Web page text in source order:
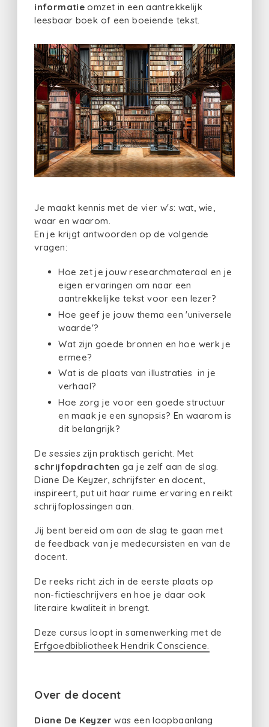
informatie omzet in een aantrekkelijk
leesbaar boek of een boeiende tekst.
Je maakt kennis met de vier w's: wat, wie,
waar en waarom.
En je krijgt antwoorden op de volgende
vragen:
Hoe zet je jouw researchmateraal en je
eigen ervaringen om naar een
aantrekkelijke tekst voor een lezer?
Hoe geef je jouw thema een 'universele
waarde'?
Wat zijn goede bronnen en hoe werk je
ermee?
Wat is de plaats van illustraties in je
verhaal?
Hoe zorg je voor een goede structuur
en maak je een synopsis? En waarom is
dit belangrijk?
De sessies zijn praktisch gericht. Met
schrijfopdrachten ga je zelf aan de slag.
Diane De Keyzer, schrijfster en docent,
inspireert, put uit haar ruime ervaring en reikt
schrijfoplossingen aan.
Jij bent bereid om aan de slag te gaan met
de feedback van je medecursisten en van de
docent.
De reeks richt zich in de eerste plaats op
non-fictieschrijvers en hoe je daar ook
literaire kwaliteit in brengt.
Deze cursus loopt in samenwerking met de
Erfgoedbibliotheek Hendrik Conscience.
Over de docent
Diane De Keyzer was een loopbaanlang